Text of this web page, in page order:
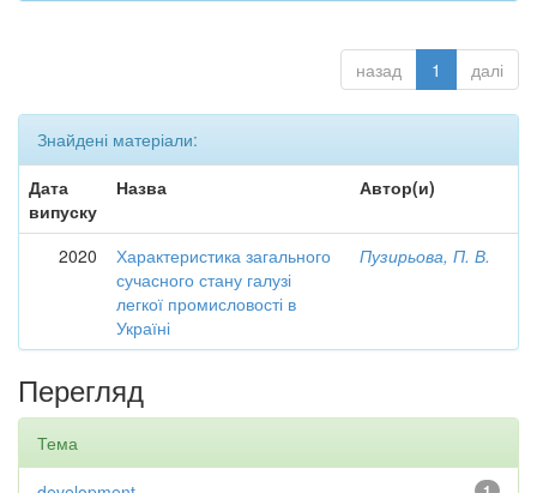
назад 1 далі
Знайдені матеріали:
Дата
випуску
Назва Автор(и)
2020
Характеристика загального
сучасного стану галузі
легкої промисловості в
Україні
Пузирьова, П. В.
Перегляд
Тема